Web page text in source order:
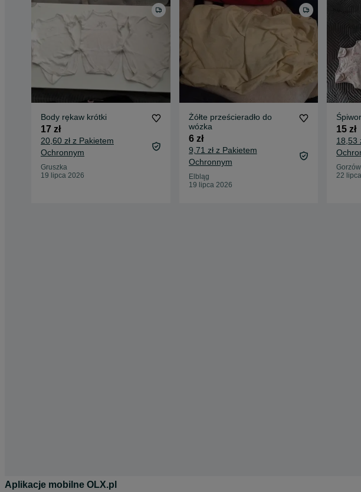
Body rękaw krótki
17 zł
20,60 zł z Pakietem
Ochronnym
Gruszka
19 lipca 2026
Żółte prześcieradło do
wózka
6 zł
9,71 zł z Pakietem
Ochronnym
Elbląg
19 lipca 2026
15 zł
18,53
22
Aplikacje mobilne OLX.pl